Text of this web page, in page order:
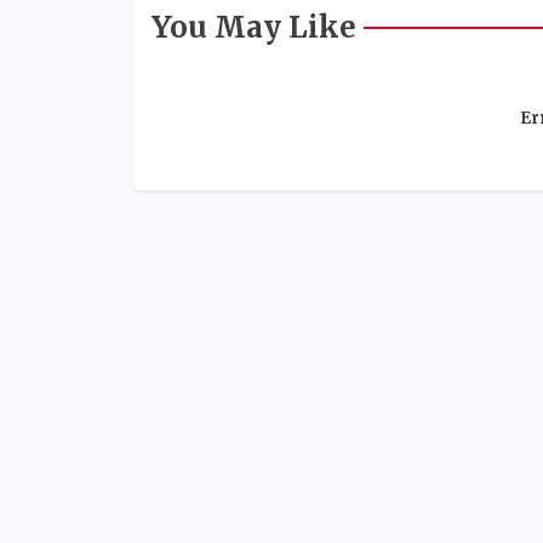
You May Like